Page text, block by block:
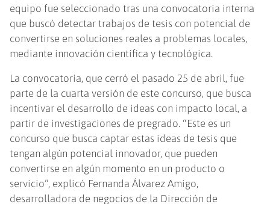
equipo fue seleccionado tras una convocatoria interna
que buscó detectar trabajos de tesis con potencial de
convertirse en soluciones reales a problemas locales,
mediante innovación científica y tecnológica.
La convocatoria, que cerró el pasado 25 de abril, fue
parte de la cuarta versión de este concurso, que busca
incentivar el desarrollo de ideas con impacto local, a
partir de investigaciones de pregrado. “Este es un
concurso que busca captar estas ideas de tesis que
tengan algún potencial innovador, que pueden
convertirse en algún momento en un producto o
servicio”, explicó Fernanda Álvarez Amigo,
desarrolladora de negocios de la Dirección de